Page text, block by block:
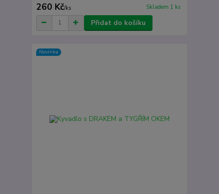
260 Kč/ks Skladem 1 ks
Přidat do košíku
Novinka